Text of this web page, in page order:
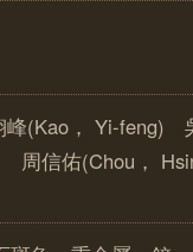
(Kao， Yi-feng)
信佑(Chou，